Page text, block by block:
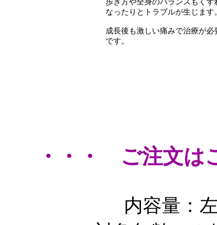
歩き方や全身のバランスもく
なったりとトラブルが生じます
成長後も激しい痛みで治療が
です。
・・・ ご注文は
内容量：